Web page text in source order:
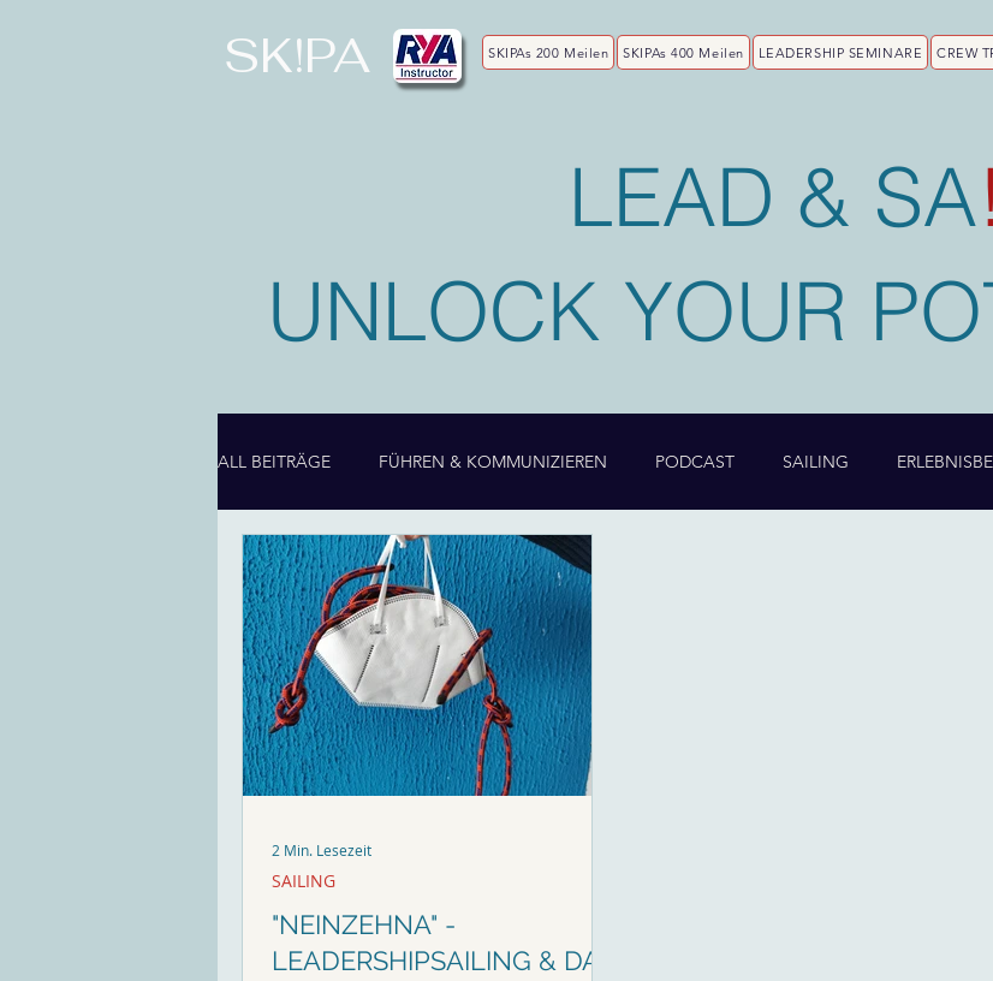
SKIPAs 200 Meilen SKIPAs 400 Meilen LEADERSHIP SEMINARE CREW
SK!PA
LEAD & SA!
UNLOCK YOUR
ALL BEITRÄGE FÜHREN & KOMMUNIZIEREN PODCAST SAILING
"NEINZEHNA" -
LEADERSHIPSAILING & DAS
SAILING
2 Min. Lesezeit